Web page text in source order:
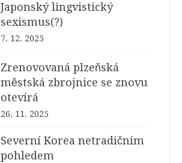
Japonský lingvistický
sexismus(?)
7. 12. 2025
Zrenovovaná plzeňská
městská zbrojnice se znovu
otevírá
26. 11. 2025
Severní Korea netradičním
pohledem